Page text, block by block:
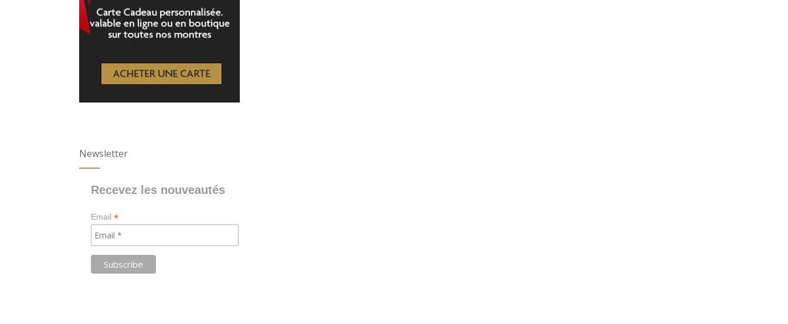
Newsletter
Recevez les nouveautés
Email*